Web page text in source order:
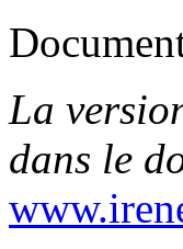
La
dans le